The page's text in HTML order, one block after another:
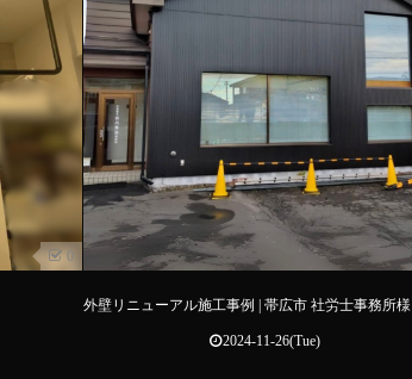
0
外壁リニューアル施工事例 | 帯広市 社労士事務所様
2024-11-26(Tue)